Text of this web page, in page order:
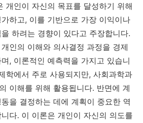
개인이 자신의 목표를 달성하기 위해
하고, 이를 기반으로 가장 이익이나
하려는 경향이 있다고 주장합니다.
인의 이해와 의사결정 과정을 경제
, 이론적인 예측력을 가지고 있습니
학에서 주로 사용되지만, 사회과학과
이해를 위해 활용됩니다. 반면에 계
을 결정하는 데에 계획이 중요한 역
다. 이 이론은 개인이 자신의 의도를